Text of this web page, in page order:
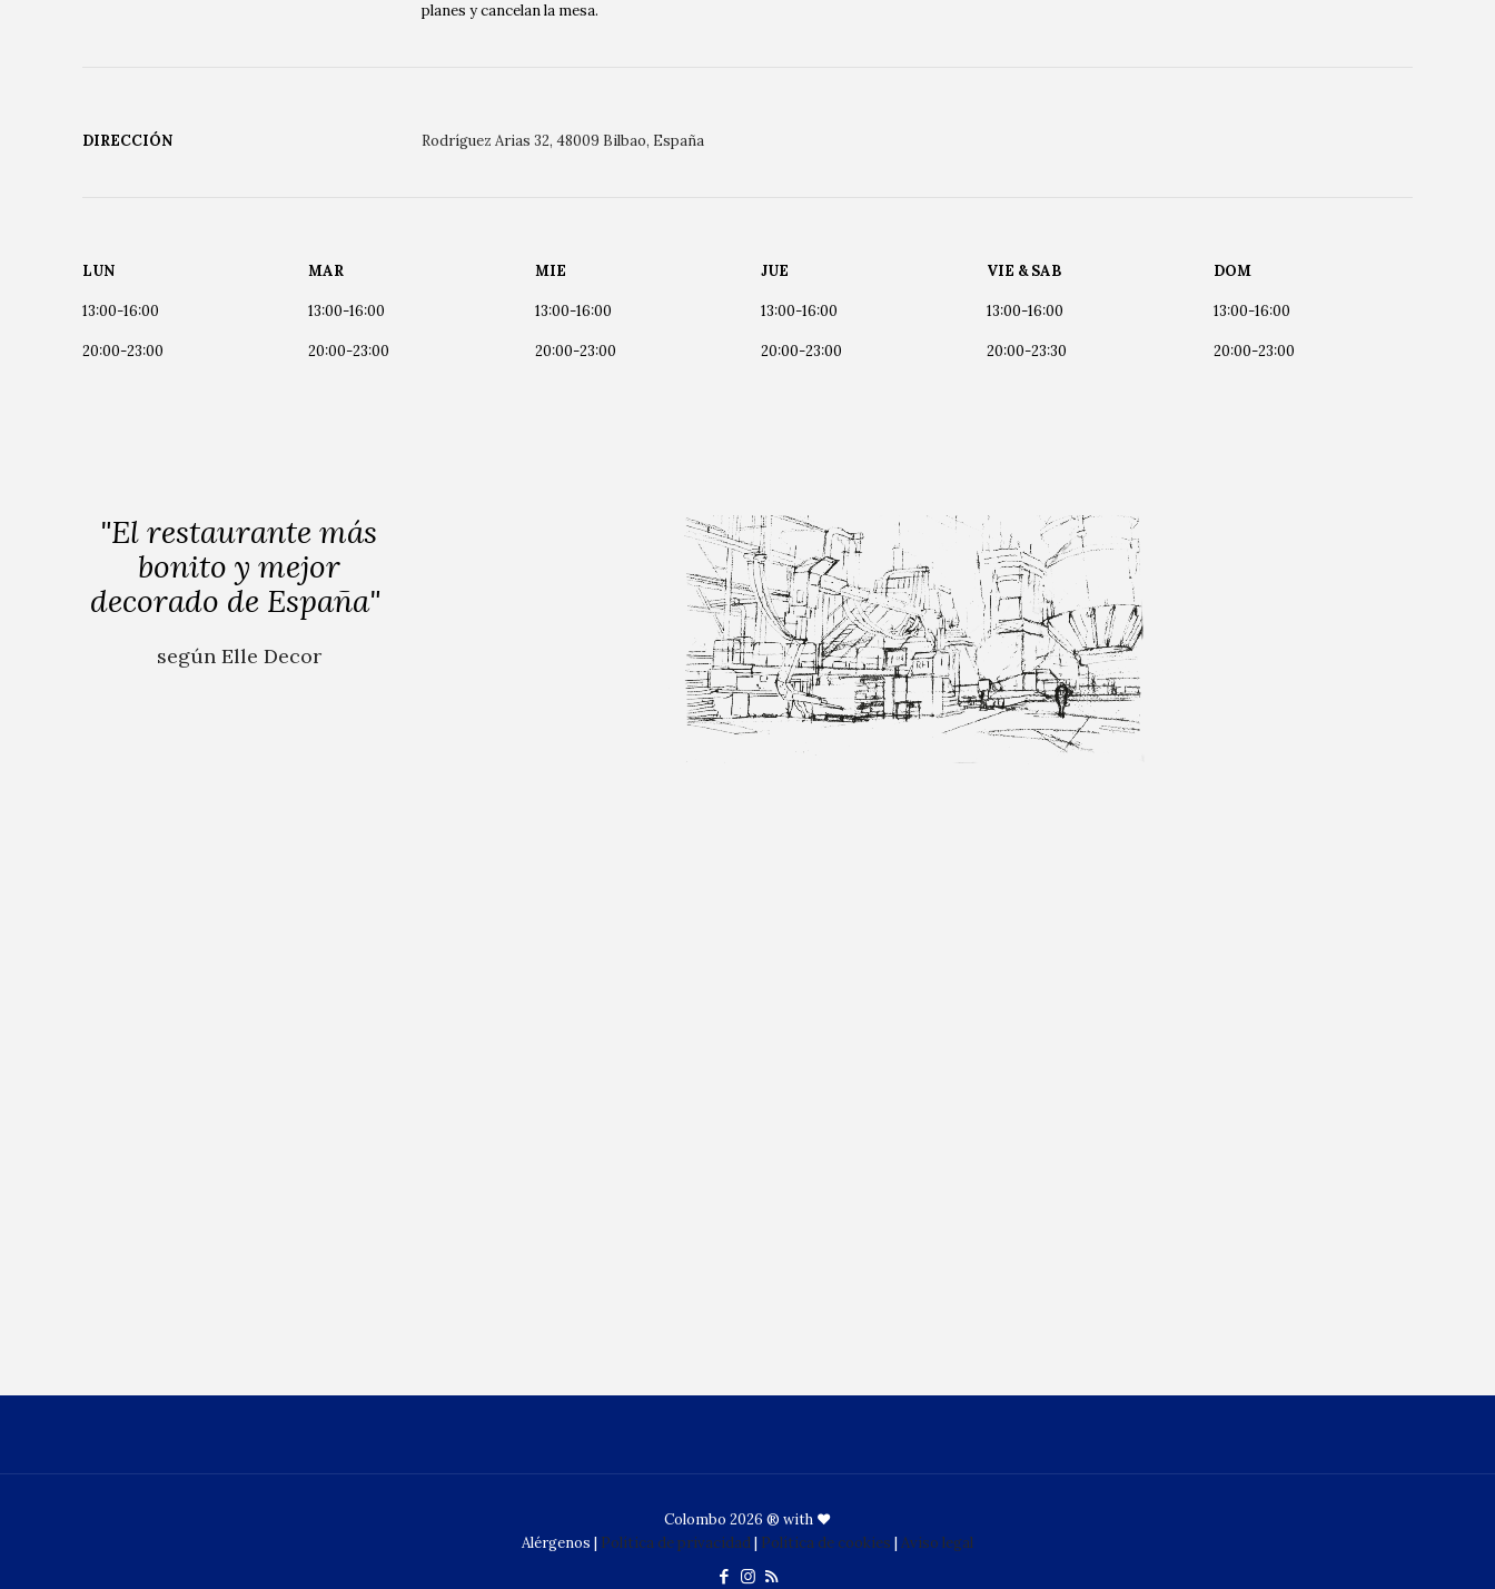
planes y cancelan la mesa.
DIRECCIÓN Rodríguez Arias 32, 48009 Bilbao, España
LUN
13:00-16:00
20:00-23:00
MAR
13:00-16:00
20:00-23:00
MIE
13:00-16:00
20:00-23:00
JUE
13:00-16:00
20:00-23:00
VIE & SAB
13:00-16:00
20:00-23:30
DOM
13:00-16:00
20:00-23:00
"El restaurante más
bonito y mejor
decorado de España"
según Elle Decor
Colombo 2026 ® with ♥
Alérgenos | Política de privacidad| Política de cookies | Aviso legal